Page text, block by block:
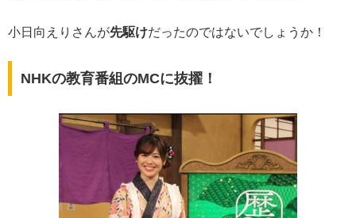
小日向えりさんが先駆けだったのではないでしょうか！
NHKの教育番組のMCに抜擢！